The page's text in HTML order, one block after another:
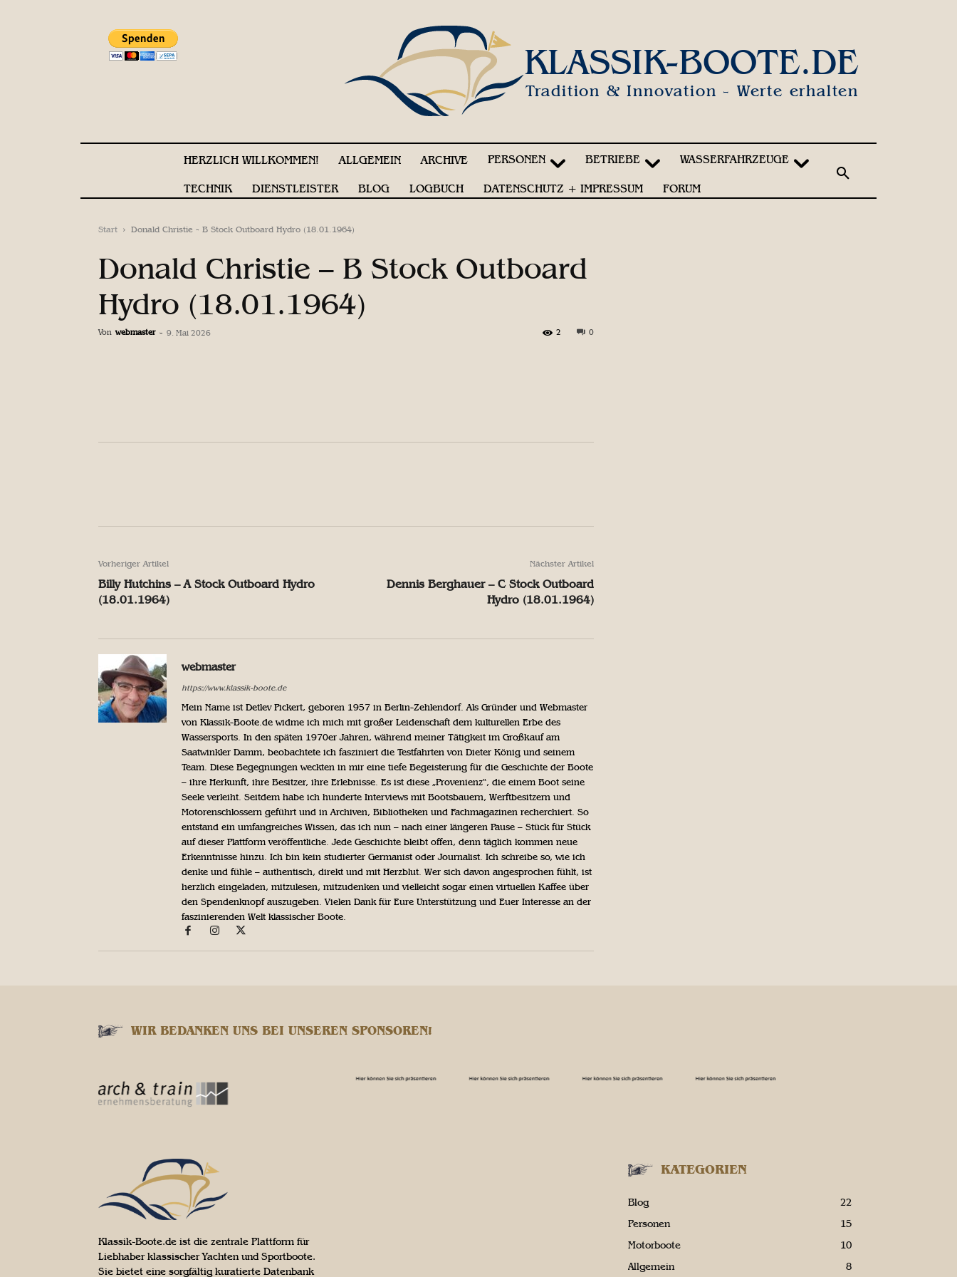
KLASSIK-BOOTE.DE
Tradition & Innovation - Werte erhalten
HERZLICH WILLKOMMEN! ALLGEMEIN ARCHIVE PERSONEN BETRIEBE WASSERFAHRZEUGE
TECHNIK DIENSTLEISTER BLOG LOGBUCH DATENSCHUTZ + IMPRESSUM FORUM
Start Donald Christie - B Stock Outboard Hydro (18.01.1964)
Donald Christie – B Stock Outboard
Hydro (18.01.1964)
Von webmaster - 9. Mai 2026 0
2
Vorheriger Artikel
Billy Hutchins – A Stock Outboard Hydro
(18.01.1964)
Nächster Artikel
Dennis Berghauer – C Stock Outboard
Hydro (18.01.1964)
webmaster
https://www.klassik-boote.de
Mein Name ist Detlev Pickert, geboren 1957 in Berlin-Zehlendorf. Als Gründer und Webmaster
von Klassik-Boote.de widme ich mich mit großer Leidenschaft dem kulturellen Erbe des
Wassersports. In den späten 1970er Jahren, während meiner Tätigkeit im Großkauf am
Saatwinkler Damm, beobachtete ich fasziniert die Testfahrten von Dieter König und seinem
Team. Diese Begegnungen weckten in mir eine tiefe Begeisterung für die Geschichte der Boote
– ihre Herkunft, ihre Besitzer, ihre Erlebnisse. Es ist diese „Provenienz“, die einem Boot seine
Seele verleiht. Seitdem habe ich hunderte Interviews mit Bootsbauern, Werftbesitzern und
Motorenschlossern geführt und in Archiven, Bibliotheken und Fachmagazinen recherchiert. So
entstand ein umfangreiches Wissen, das ich nun – nach einer längeren Pause – Stück für Stück
auf dieser Plattform veröffentliche. Jede Geschichte bleibt offen, denn täglich kommen neue
Erkenntnisse hinzu. Ich bin kein studierter Germanist oder Journalist. Ich schreibe so, wie ich
denke und fühle – authentisch, direkt und mit Herzblut. Wer sich davon angesprochen fühlt, ist
herzlich eingeladen, mitzulesen, mitzudenken und vielleicht sogar einen virtuellen Kaffee über
den Spendenknopf auszugeben. Vielen Dank für Eure Unterstützung und Euer Interesse an der
faszinierenden Welt klassischer Boote.
WIR BEDANKEN UNS BEI UNSEREN SPONSOREN!
Klassik-Boote.de ist die zentrale Plattform für
Liebhaber klassischer Yachten und Sportboote.
Sie bietet eine sorgfältig kuratierte Datenbank
KATEGORIEN
Blog
22
Personen
15
Motorboote
10
Allgemein
8